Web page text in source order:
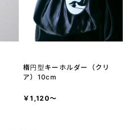
楕円型キーホルダー（クリ
ア）10cm
￥1,120～